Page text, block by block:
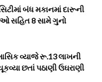
બંધ મકાનમાં દારૂની
સહિત 8 સામે ગુનો
વ્યાજે રૂ.13 લાખની
છતાં પઠાણી ઉઘરાણી